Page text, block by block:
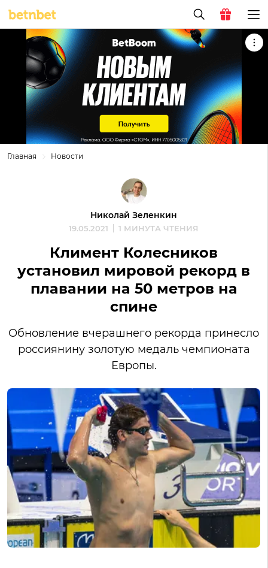
Главная Новости
Николай Зеленкин
19.05.2021 1 МИНУТА ЧТЕНИЯ
Климент Колесников
установил мировой рекорд в
плавании на 50 метров на
спине
Обновление вчерашнего рекорда принесло
россиянину золотую медаль чемпионата
Европы.